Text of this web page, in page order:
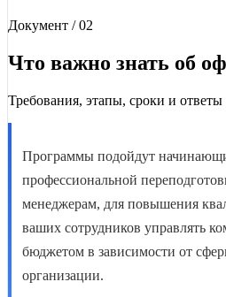
Документ / 02
Что важно знать об
Требования, этапы, сроки и
Программы подойдут
профессиональной
менеджерам, для повышения
ваших сотрудников управлять
бюджетом в зависимости от
организации.